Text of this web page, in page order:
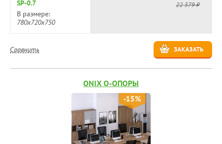
SP-0.7
В размере:
780х720х750
22 379 ₽
ЗАКАЗАТЬ
Сравнить
ONIX О-ОПОРЫ
-15%